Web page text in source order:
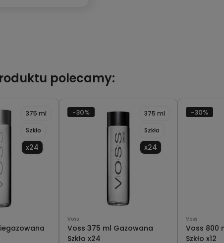
polecamy:
375 ml
Szkło
x24
Voss
Voss 375 ml Gazowana
Szkło x24
375 ml
Szkło
x24
-30%
Voss
Voss 800
Szkło x12
-30%